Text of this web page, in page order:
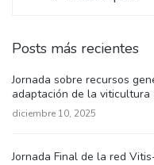
Posts más recientes
Jornada sobre recursos
adaptación de la viticultura
diciembre 10, 2025
Jornada Final de la red